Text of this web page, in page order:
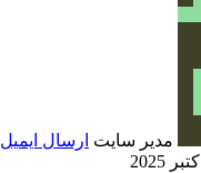
مدیر سایت ارسال ایمیل